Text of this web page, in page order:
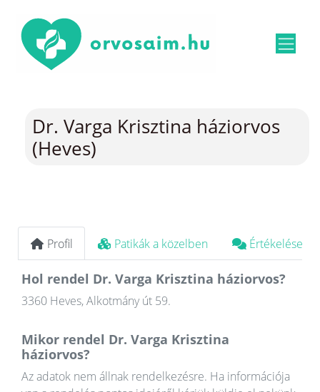
Dr. Varga Krisztina háziorvos
(Heves)
Profil Patikák a közelben Értékelések
Hol rendel Dr. Varga Krisztina háziorvos?
3360 Heves, Alkotmány út 59.
Mikor rendel Dr. Varga Krisztina
háziorvos?
Az adatok nem állnak rendelkezésre. Ha információja